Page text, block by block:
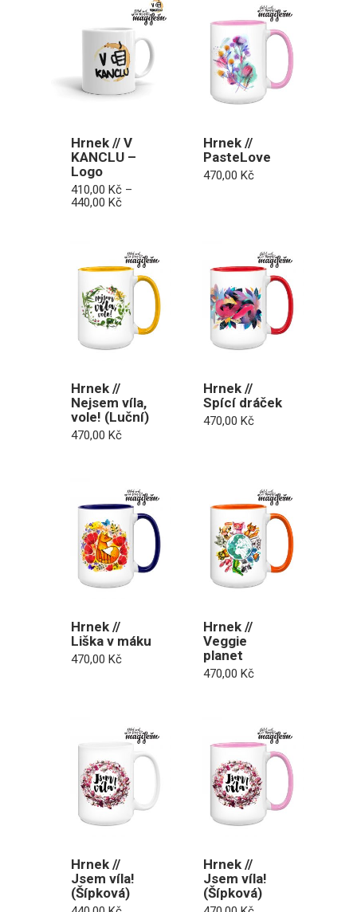
Hrnek // V
KANCLU –
Logo
410,00 Kč –
440,00 KčRozpětí
440,00 Kč
Hrnek //
PasteLove
470,00Kč
Hrnek //
Nejsem víla,
vole! (Luční)
470,00 Kč
Hrnek //
Spící dráček
470,00 Kč
Hrnek //
Liška v máku
470,00 Kč
Hrnek //
Veggie
planet
470,00Kč
Hrnek //
Jsem víla!
(Šípková)
Hrnek //
Jsem víla!
(Šípková)